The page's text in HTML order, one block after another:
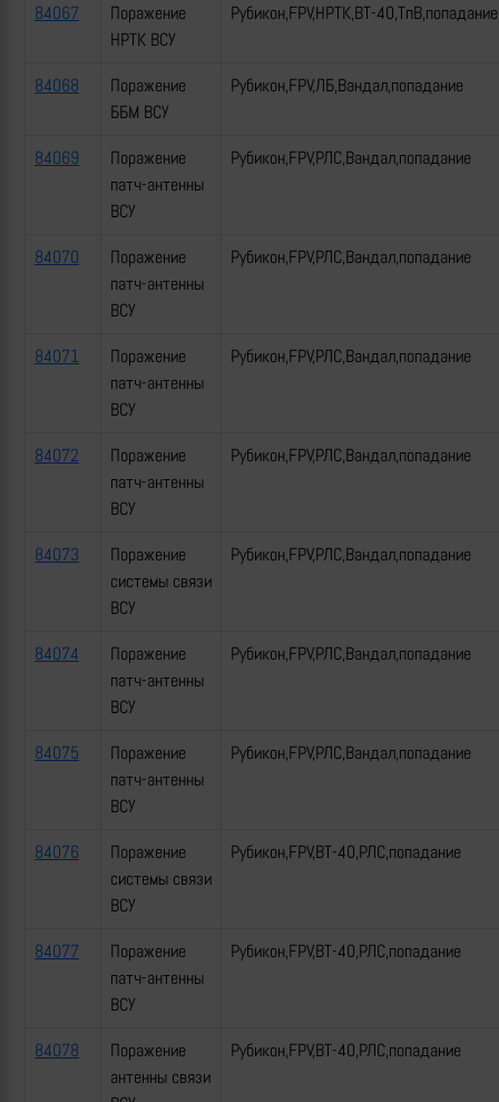
84067
Поражение
НРТК ВСУ
Рубикон,FPV,НРТК,ВТ-40,ТпВ,попадание
84068
Поражение
ББМ ВСУ
Рубикон,FPV,ЛБ,Вандал,попадание
84069
Поражение
патч-антенны
ВСУ
Рубикон,FPV,РЛС,Вандал,попадание
84070
Поражение
патч-антенны
ВСУ
Рубикон,FPV,РЛС,Вандал,попадание
84071
Поражение
патч-антенны
ВСУ
Рубикон,FPV,РЛС,Вандал,попадание
84072
Поражение
патч-антенны
ВСУ
Рубикон,FPV,РЛС,Вандал,попадание
84073
Поражение
системы связи
ВСУ
Рубикон,FPV,РЛС,Вандал,попадание
84074
Поражение
патч-антенны
ВСУ
Рубикон,FPV,РЛС,Вандал,попадание
84075
Поражение
патч-антенны
ВСУ
Рубикон,FPV,РЛС,Вандал,попадание
84076
Поражение
системы связи
ВСУ
Рубикон,FPV,ВТ-40,РЛС,попадание
84077
Поражение
патч-антенны
ВСУ
Рубикон,FPV,ВТ-40,РЛС,попадание
84078
Поражение
антенны связи
Рубикон,FPV,ВТ-40,РЛС,попадание